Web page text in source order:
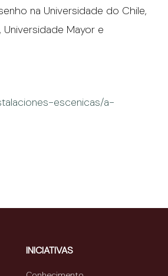
na Universidade do Chile,
Universidade Mayor e
escenicas/a-
INICIATIVAS